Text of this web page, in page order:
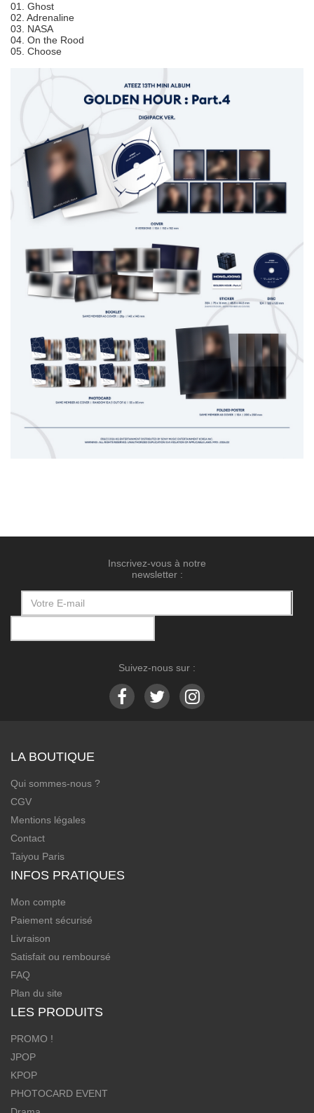
01. Ghost
02. Adrenaline
03. NASA
04. On the Rood
05. Choose
Inscrivez-vous à notre
newsletter :
Suivez-nous sur :
LA BOUTIQUE
Qui sommes-nous ?
CGV
Mentions légales
Contact
Taiyou Paris
INFOS PRATIQUES
Mon compte
Paiement sécurisé
Livraison
Satisfait ou remboursé
FAQ
Plan du site
LES PRODUITS
PROMO !
JPOP
KPOP
PHOTOCARD EVENT